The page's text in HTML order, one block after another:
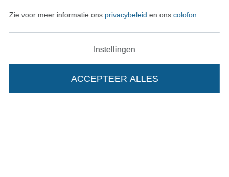
Zie voor meer informatie ons privacybeleid en ons colofon
Instellingen
ACCEPTEER ALLES